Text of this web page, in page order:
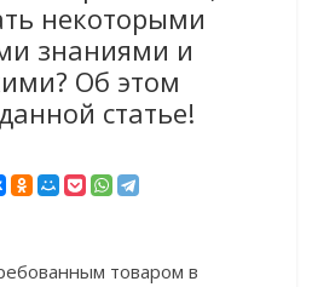
некоторыми
знаниями и
Об этом
статье!
товаром в